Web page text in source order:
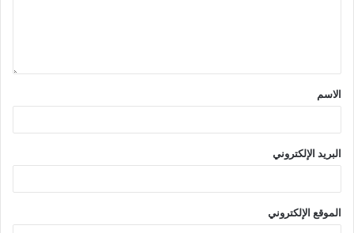
الاسم
البريد الإلكتروني
الموقع الإلكتروني